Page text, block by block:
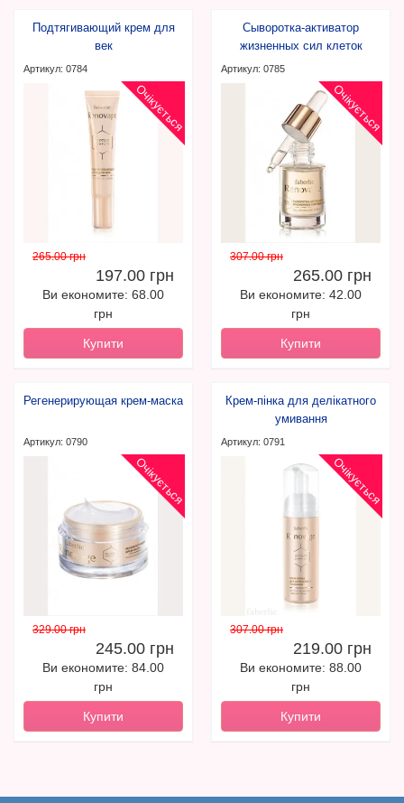
Подтягивающий крем для
век
Артикул: 0784
Очікується
265.00 грн
197.00 грн
Ви економите: 68.00
грн
Купити
Сыворотка-активатор
жизненных сил клеток
Артикул: 0785
Очікується
307.00 грн
265.00 грн
Ви економите: 42.00
грн
Купити
Регенерирующая крем-маска
Артикул: 0790
Очікується
329.00 грн
245.00 грн
Ви економите: 84.00
грн
Купити
Крем-пінка для делікатного
умивання
Артикул: 0791
Очікується
307.00 грн
219.00 грн
Ви економите: 88.00
грн
Купити